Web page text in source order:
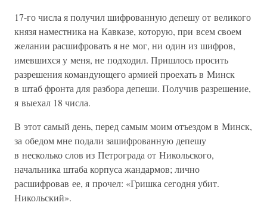
17-го числа я получил шифрованную депешу от великого
князя наместника на Кавказе, которую, при всем своем
желании расшифровать я не мог, ни один из шифров,
имевшихся у меня, не подходил. Пришлось просить
разрешения командующего армией проехать в Минск
в штаб фронта для разбора депеши. Получив разрешение,
я выехал 18 числа.
В этот самый день, перед самым моим отъездом в Минск,
за обедом мне подали зашифрованную депешу
в несколько слов из Петрограда от Никольского,
начальника штаба корпуса жандармов; лично
расшифровав ее, я прочел: «Гришка сегодня убит.
Никольский».